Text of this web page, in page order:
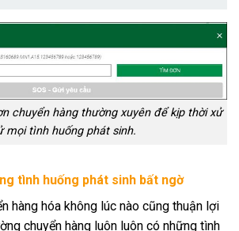
chuyển hàng thường xuyên để kịp thời xử
mọi tình huống phát sinh.
tình huống phát sinh bất ngờ
hàng hóa không lúc nào cũng thuận lợi
chuyển hàng luôn luôn có những tình